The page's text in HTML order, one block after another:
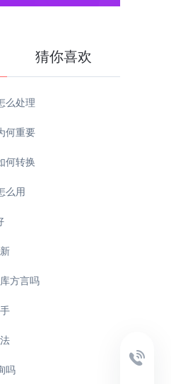
猜你喜欢
么处理
何重要
何转换
么用
方言吗
吗